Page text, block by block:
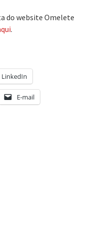
do website Omelete
.
LinkedIn
E-mail